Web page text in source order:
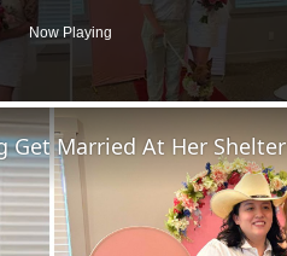
Now Playing
Get Married At Her Shelter